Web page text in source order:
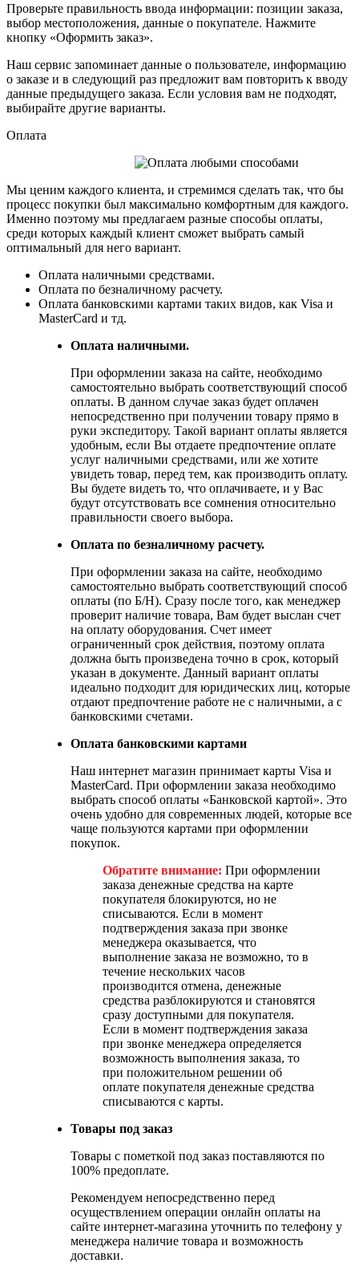
Проверьте правильность ввода информации: позиции заказа,
выбор местоположения, данные о покупателе. Нажмите
кнопку «Оформить заказ».
Наш сервис запоминает данные о пользователе, информацию
о заказе и в следующий раз предложит вам повторить к вводу
данные предыдущего заказа. Если условия вам не подходят,
выбирайте другие варианты.
Оплата
Мы ценим каждого клиента, и стремимся сделать так, что бы
процесс покупки был максимально комфортным для каждого.
Именно поэтому мы предлагаем разные способы оплаты,
среди которых каждый клиент сможет выбрать самый
оптимальный для него вариант.
Оплата наличными средствами.
Оплата по безналичному расчету.
Оплата банковскими картами таких видов, как Visa и
MasterCard и тд.
Оплата наличными.
При оформлении заказа на сайте, необходимо
самостоятельно выбрать соответствующий способ
оплаты. В данном случае заказ будет оплачен
непосредственно при получении товару прямо в
руки экспедитору. Такой вариант оплаты является
удобным, если Вы отдаете предпочтение оплате
услуг наличными средствами, или же хотите
увидеть товар, перед тем, как производить оплату.
Вы будете видеть то, что оплачиваете, и у Вас
будут отсутствовать все сомнения относительно
правильности своего выбора.
Оплата по безналичному расчету.
При оформлении заказа на сайте, необходимо
самостоятельно выбрать соответствующий способ
оплаты (по Б/Н). Сразу после того, как менеджер
проверит наличие товара, Вам будет выслан счет
на оплату оборудования. Счет имеет
ограниченный срок действия, поэтому оплата
должна быть произведена точно в срок, который
указан в документе. Данный вариант оплаты
идеально подходит для юридических лиц, которые
отдают предпочтение работе не с наличными, а с
банковскими счетами.
Оплата банковскими картами
Наш интернет магазин принимает карты Visa и
MasterCard. При оформлении заказа необходимо
выбрать способ оплаты «Банковской картой». Это
очень удобно для современных людей, которые все
чаще пользуются картами при оформлении
покупок.
Обратите внимание: При оформлении
заказа денежные средства на карте
покупателя блокируются, но не
списываются. Если в момент
подтверждения заказа при звонке
менеджера оказывается, что
выполнение заказа не возможно, то в
течение нескольких часов
производится отмена, денежные
средства разблокируются и становятся
сразу доступными для покупателя.
Если в момент подтверждения заказа
при звонке менеджера определяется
возможность выполнения заказа, то
при положительном решении об
оплате покупателя денежные средства
списываются с карты.
Товары под заказ
Товары с пометкой под заказ поставляются по
100% предоплате.
Рекомендуем непосредственно перед
осуществлением операции онлайн оплаты на
сайте интернет-магазина уточнить по телефону у
менеджера наличие товара и возможность
доставки.